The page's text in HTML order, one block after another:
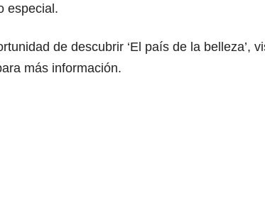
especial.
de descubrir ‘El país de la belleza’,
más información.